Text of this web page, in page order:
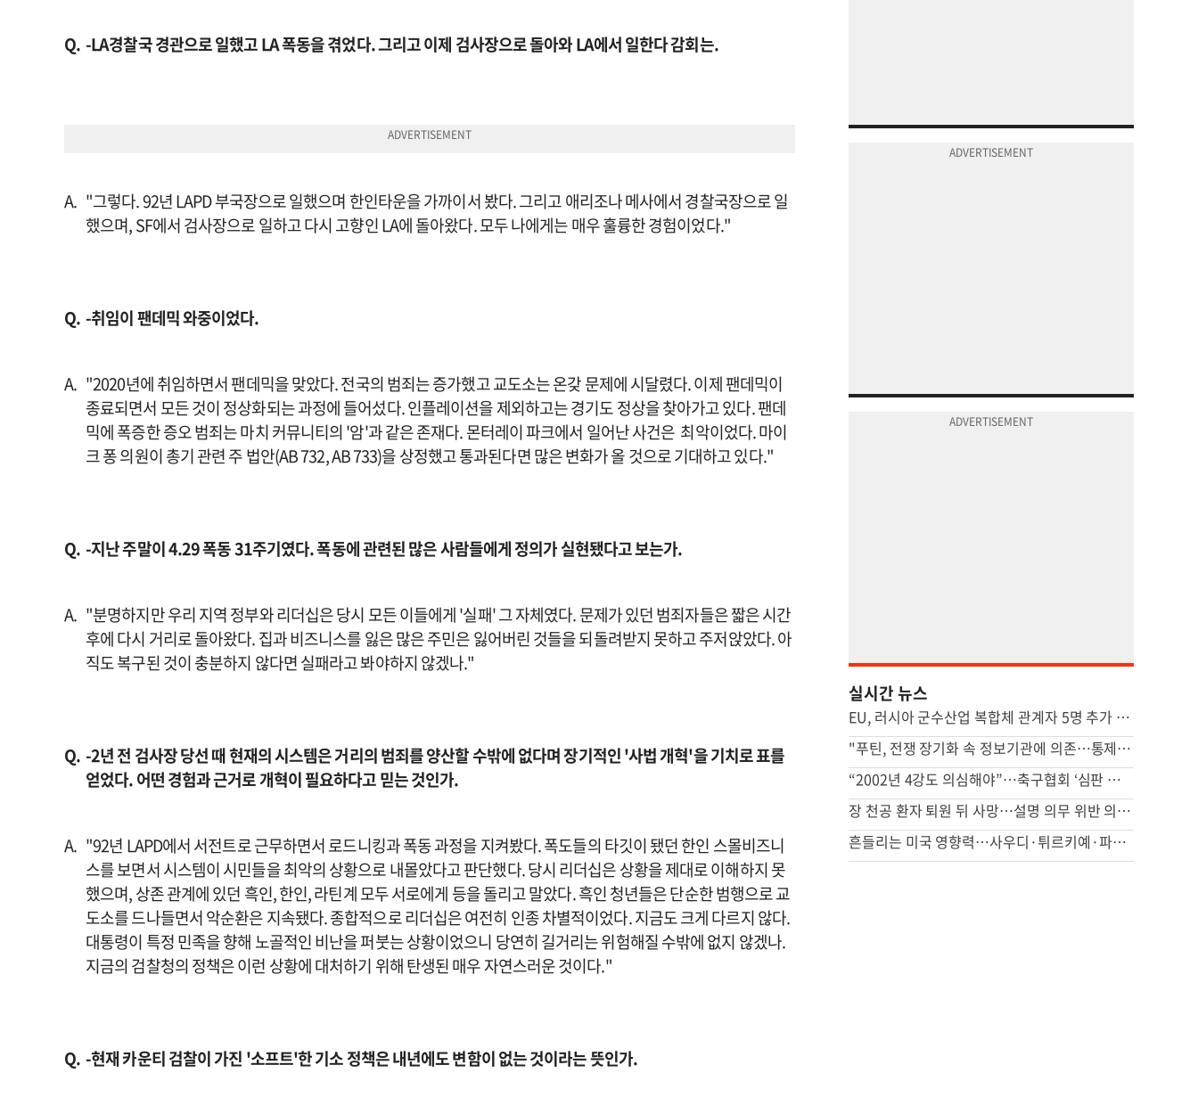
-LA경찰국 경관으로 일했고 LA 폭동을 겪었다. 그리고 이제 검사장으로 돌아와 LA에서 일한다 감회는.
"그렇다. 92년 LAPD 부국장으로 일했으며 한인타운을 가까이서 봤다. 그리고 애리조나 메사에서 경찰국장으로 일
했으며, SF에서 검사장으로 일하고 다시 고향인 LA에 돌아왔다. 모두 나에게는 매우 훌륭한 경험이었다."
-취임이 팬데믹 와중이었다.
"2020년에 취임하면서 팬데믹을 맞았다. 전국의 범죄는 증가했고 교도소는 온갖 문제에 시달렸다. 이제 팬데믹이
종료되면서 모든 것이 정상화되는 과정에 들어섰다. 인플레이션을 제외하고는 경기도 정상을 찾아가고 있다. 팬데
믹에 폭증한 증오 범죄는 마치 커뮤니티의 '암'과 같은 존재다. 몬터레이 파크에서 일어난 사건은 최악이었다. 마이
크 퐁 의원이 총기 관련 주 법안(AB 732, AB 733)을 상정했고 통과된다면 많은 변화가 올 것으로 기대하고 있다."
-지난 주말이 4.29 폭동 31주기였다. 폭동에 관련된 많은 사람들에게 정의가 실현됐다고 보는가.
"분명하지만 우리 지역 정부와 리더십은 당시 모든 이들에게 '실패' 그 자체였다. 문제가 있던 범죄자들은 짧은 시간
후에 다시 거리로 돌아왔다. 집과 비즈니스를 잃은 많은 주민은 잃어버린 것들을 되돌려받지 못하고 주저앉았다. 아
직도 복구된 것이 충분하지 않다면 실패라고 봐야하지 않겠나."
-2년 전 검사장 당선 때 현재의 시스템은 거리의 범죄를 양산할 수밖에 없다며 장기적인 '사법 개혁'을 기치로 표를
얻었다. 어떤 경험과 근거로 개혁이 필요하다고 믿는 것인가.
"92년 LAPD에서 서전트로 근무하면서 로드니킹과 폭동 과정을 지켜봤다. 폭도들의 타깃이 됐던 한인 스몰비즈니
스를 보면서 시스템이 시민들을 최악의 상황으로 내몰았다고 판단했다. 당시 리더십은 상황을 제대로 이해하지 못
했으며, 상존 관계에 있던 흑인, 한인, 라틴계 모두 서로에게 등을 돌리고 말았다. 흑인 청년들은 단순한 범행으로 교
도소를 드나들면서 악순환은 지속됐다. 종합적으로 리더십은 여전히 인종 차별적이었다. 지금도 크게 다르지 않다.
대통령이 특정 민족을 향해 노골적인 비난을 퍼붓는 상황이었으니 당연히 길거리는 위험해질 수밖에 없지 않겠나.
지금의 검찰청의 정책은 이런 상황에 대처하기 위해 탄생된 매우 자연스러운 것이다."
-현재 카운티 검찰이 가진 '소프트'한 기소 정책은 내년에도 변함이 없는 것이라는 뜻인가.
실시간 뉴스
EU, 러시아 군수산업 복합체 관계자 5명 추가 제재
"푸틴, 전쟁 장기화 속 정보기관에 의존…통제 강화"
“2002년 4강도 의심해야”…축구협회 ‘심판 성접대’에 日매체도 맹비판
장 천공 환자 퇴원 뒤 사망…설명 의무 위반 의사 항소심도 유죄
흔들리는 미국 영향력…사우디·튀르키예·파키스탄, 공동방위조약